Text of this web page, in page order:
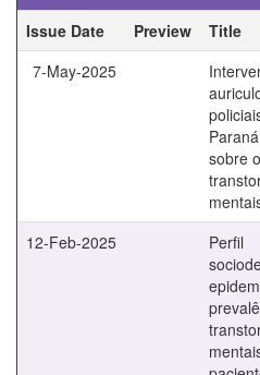
Issue Date
Preview Title
7-May-2025
sobre
12-Feb-2025
Perfil